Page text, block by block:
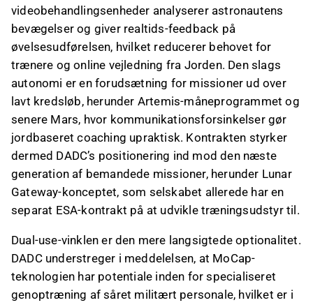
videobehandlingsenheder analyserer astronautens
bevægelser og giver realtids-feedback på
øvelsesudførelsen, hvilket reducerer behovet for
trænere og online vejledning fra Jorden. Den slags
autonomi er en forudsætning for missioner ud over
lavt kredsløb, herunder Artemis-måneprogrammet og
senere Mars, hvor kommunikationsforsinkelser gør
jordbaseret coaching upraktisk. Kontrakten styrker
dermed DADC’s positionering ind mod den næste
generation af bemandede missioner, herunder Lunar
Gateway-konceptet, som selskabet allerede har en
separat ESA-kontrakt på at udvikle træningsudstyr til.
Dual-use-vinklen er den mere langsigtede optionalitet.
DADC understreger i meddelelsen, at MoCap-
teknologien har potentiale inden for specialiseret
genoptræning af såret militært personale, hvilket er i